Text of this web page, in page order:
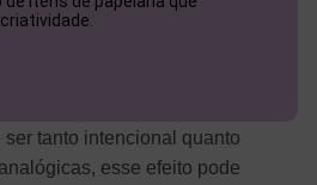
ser tanto intencional quanto
esse efeito pode